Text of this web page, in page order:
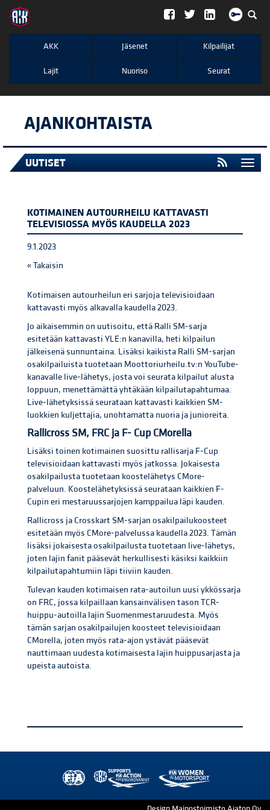
";
AKK Jäsenet Kilpailijat
Lajit Nuoriso Seurat
AJANKOHTAISTA
UUTISET
KOTIMAINEN AUTOURHEILU KATTAVASTI
TELEVISIOSSA MYÖS KAUDELLA 2023
9.1.2023
« Takaisin
Kotimaisen autourheilun eri sarjoja televisioidaan
kattavasti myös alkavalla kaudella 2023.
Jo aikaisemmin on uutisoitu, että Ralli SM-sarja
esitetään kattavasti YLE:n kanavilla, heti kilpailun
jälkeisenä sunnuntaina. Lisäksi kaikista Ralli SM-sarjan
osakilpailuista tuotetaan Moottoriurheilu.tv:n YouTube-
kanavalle live-lähetys, josta voi seurata kilpailut alusta
loppuun, menettämättä yhtäkään kilpailutapahtumaa.
Live-lähetyksissä seurataan kattavasti kaikkien SM-
luokkien kuljettajia, unohtamatta nuoria ja junioreita.
Rallicross SM, FRC ja F- Cup CMorella
Lisäksi toinen kotimainen suosittu rallisarja F-Cup
televisioidaan kattavasti myös jatkossa. Jokaisesta
osakilpailusta tuotetaan koostelähetys CMore-
palveluun. Koostelähetyksissä seurataan kaikkien F-
Cupin eri mestaruussarjojen kamppailua läpi kauden.
Rallicross ja Crosskart SM-sarjan osakilpailukoosteet
esitetään myös CMore-palvelussa kaudella 2023. Tämän
lisäksi jokaisesta osakilpailusta tuotetaan live-lähetys,
joten lajin fanit pääsevät herkullisesti käsiksi kaikkiin
kilpailutapahtumiin läpi tiiviin kauden.
Tulevan kauden kotimaisen rata-autoilun uusi ykkössarja
on FRC, jossa kilpaillaan kansainvälisen tason TCR-
huippu-autoilla lajin Suomenmestaruudesta. Myös
tämän sarjan osakilpailujen koosteet televisioidaan
CMorella, joten myös rata-ajon ystävät pääsevät
nauttimaan uudesta kotimaisesta lajin huippusarjasta ja
upeista autoista.